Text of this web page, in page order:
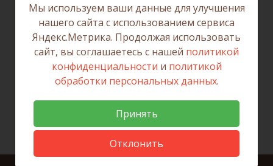
Мы используем ваши данные для улучшения
нашего сайта с использованием сервиса
Яндекс.Метрика. Продолжая использовать
сайт, вы соглашаетесь с нашей политикой
конфиденциальности и политикой
обработки персональных данных.
Принять
Отклонить